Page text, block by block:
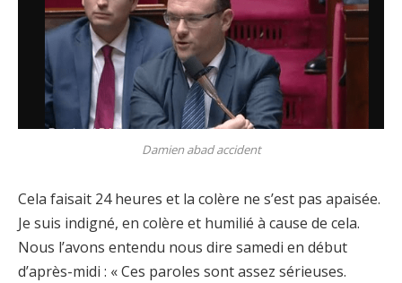
Damien abad accident
Cela faisait 24 heures et la colère ne s’est pas apaisée.
Je suis indigné, en colère et humilié à cause de cela.
Nous l’avons entendu nous dire samedi en début
d’après-midi : « Ces paroles sont assez sérieuses.